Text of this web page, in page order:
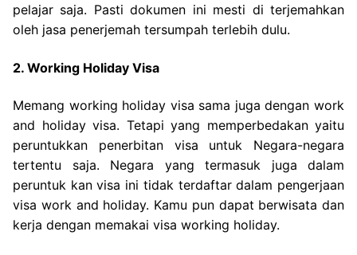
pelajar saja. Pasti dokumen ini mesti di terjemahkan
oleh jasa penerjemah tersumpah terlebih dulu.
2. Working Holiday Visa
Memang working holiday visa sama juga dengan work
and holiday visa. Tetapi yang memperbedakan yaitu
peruntukkan penerbitan visa untuk Negara-negara
tertentu saja. Negara yang termasuk juga dalam
peruntuk kan visa ini tidak terdaftar dalam pengerjaan
visa work and holiday. Kamu pun dapat berwisata dan
kerja dengan memakai visa working holiday.